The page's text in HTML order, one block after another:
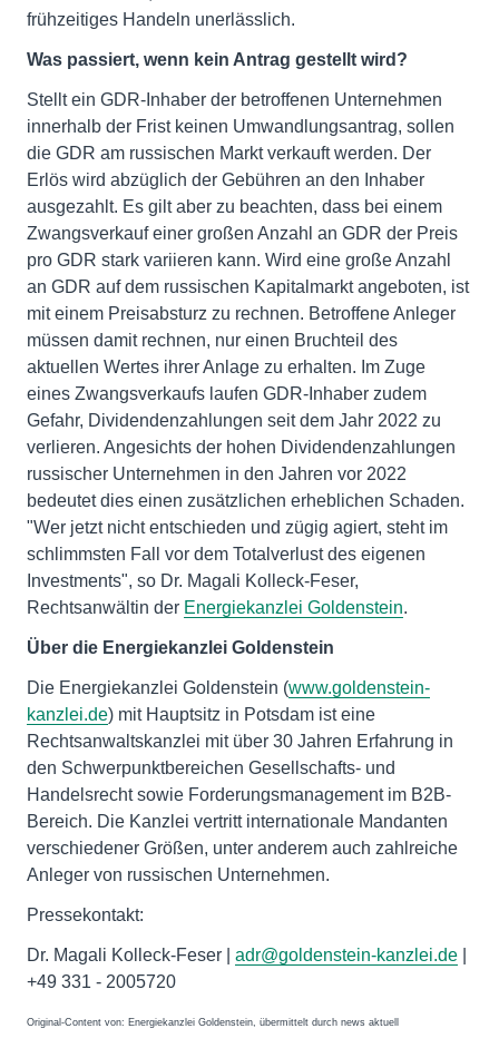
frühzeitiges Handeln unerlässlich.
Was passiert, wenn kein Antrag gestellt wird?
Stellt ein GDR-Inhaber der betroffenen Unternehmen
innerhalb der Frist keinen Umwandlungsantrag, sollen
die GDR am russischen Markt verkauft werden. Der
Erlös wird abzüglich der Gebühren an den Inhaber
ausgezahlt. Es gilt aber zu beachten, dass bei einem
Zwangsverkauf einer großen Anzahl an GDR der Preis
pro GDR stark variieren kann. Wird eine große Anzahl
an GDR auf dem russischen Kapitalmarkt angeboten, ist
mit einem Preisabsturz zu rechnen. Betroffene Anleger
müssen damit rechnen, nur einen Bruchteil des
aktuellen Wertes ihrer Anlage zu erhalten. Im Zuge
eines Zwangsverkaufs laufen GDR-Inhaber zudem
Gefahr, Dividendenzahlungen seit dem Jahr 2022 zu
verlieren. Angesichts der hohen Dividendenzahlungen
russischer Unternehmen in den Jahren vor 2022
bedeutet dies einen zusätzlichen erheblichen Schaden.
"Wer jetzt nicht entschieden und zügig agiert, steht im
schlimmsten Fall vor dem Totalverlust des eigenen
Investments", so Dr. Magali Kolleck-Feser,
Rechtsanwältin der Energiekanzlei Goldenstein.
Über die Energiekanzlei Goldenstein
Die Energiekanzlei Goldenstein (www.goldenstein-
kanzlei.de) mit Hauptsitz in Potsdam ist eine
Rechtsanwaltskanzlei mit über 30 Jahren Erfahrung in
den Schwerpunktbereichen Gesellschafts- und
Handelsrecht sowie Forderungsmanagement im B2B-
Bereich. Die Kanzlei vertritt internationale Mandanten
verschiedener Größen, unter anderem auch zahlreiche
Anleger von russischen Unternehmen.
Pressekontakt:
Dr. Magali Kolleck-Feser | adr@goldenstein-kanzlei.de
+49 331 - 2005720
Original-Content von: Energiekanzlei Goldenstein, übermittelt durch news aktuell